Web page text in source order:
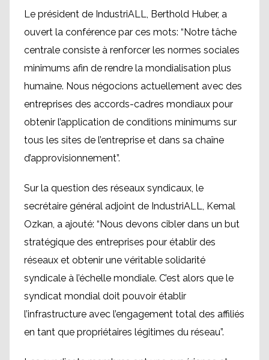
Le président de IndustriALL, Berthold Huber, a
ouvert la conférence par ces mots: “Notre tâche
centrale consiste à renforcer les normes sociales
minimums afin de rendre la mondialisation plus
humaine. Nous négocions actuellement avec des
entreprises des accords-cadres mondiaux pour
obtenir l’application de conditions minimums sur
tous les sites de l’entreprise et dans sa chaîne
d’approvisionnement”.
Sur la question des réseaux syndicaux, le
secrétaire général adjoint de IndustriALL, Kemal
Ozkan, a ajouté: “Nous devons cibler dans un but
stratégique des entreprises pour établir des
réseaux et obtenir une véritable solidarité
syndicale à l’échelle mondiale. C’est alors que le
syndicat mondial doit pouvoir établir
l’infrastructure avec l’engagement total des affiliés
en tant que propriétaires légitimes du réseau”.